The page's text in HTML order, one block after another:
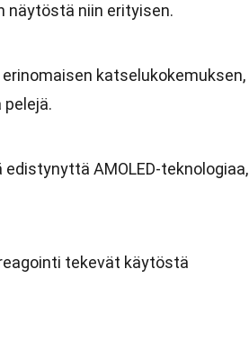
näytöstä niin erityisen.
katselukokemuksen,
AMOLED-teknologiaa,
tekevät käytöstä